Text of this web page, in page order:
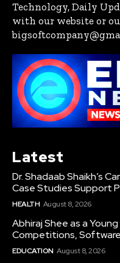
Technology, Daily
with our website or
Latest
Dr. Shadaab Shaikh’s
Case Studies Support
HEALTH August 8, 2026
Abhiraj Shee as a
Competitions,
EDUCATION August 8, 2026